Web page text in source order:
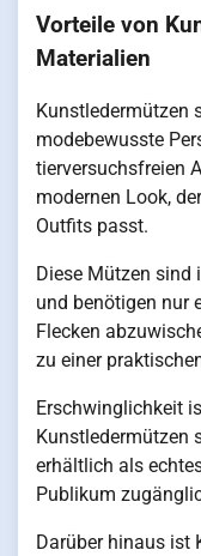
Vorteile von
Materialien
Kunstledermützen
modebewusste
tierversuchsfreien
modernen Look,
Outfits passt.
Diese Mützen sind
und benötigen nur
Flecken
zu einer
Erschwinglichkeit
Kunstledermützen
erhältlich als
Publikum
Darüber hinaus ist